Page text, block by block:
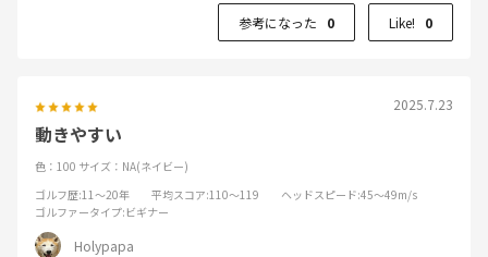
参考になった 0 Like! 0
2025.7.23
動きやすい
色：100 サイズ：NA(ネイビー)
ゴルフ歴:11～20年 平均スコア:110～119 ヘッドスピード:45～49m/s
ゴルファータイプ:ビギナー
Holypapa